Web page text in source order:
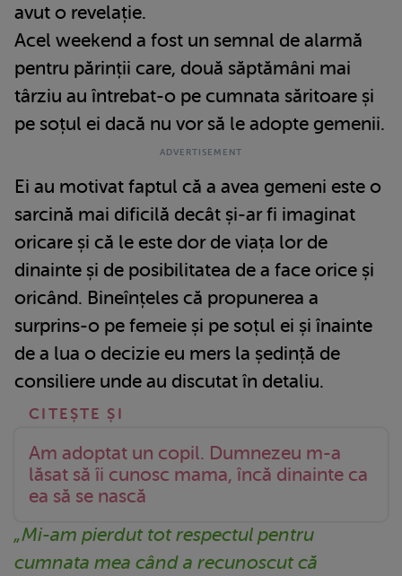
avut o revelație.
Acel weekend a fost un semnal de alarmă
pentru părinții care, două săptămâni mai
târziu au întrebat-o pe cumnata săritoare și
pe soțul ei dacă nu vor să le adopte gemenii.
Ei au motivat faptul că a avea gemeni este o
sarcină mai dificilă decât și-ar fi imaginat
oricare și că le este dor de viața lor de
dinainte și de posibilitatea de a face orice și
oricând. Bineînțeles că propunerea a
surprins-o pe femeie și pe soțul ei și înainte
de a lua o decizie eu mers la ședință de
consiliere unde au discutat în detaliu.
Am adoptat un copil. Dumnezeu m-a
lăsat să îi cunosc mama, încă dinainte ca
ea să se nască
„Mi-am pierdut tot respectul pentru
cumnata mea când a recunoscut că